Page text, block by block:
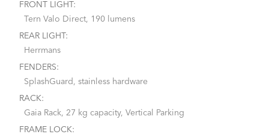
FRONT LIGHT:
Tern Valo Direct, 190 lumens
REAR LIGHT:
Herrmans
FENDERS:
SplashGuard, stainless hardware
RACK:
Gaia Rack, 27 kg capacity, Vertical Parking
FRAME LOCK: